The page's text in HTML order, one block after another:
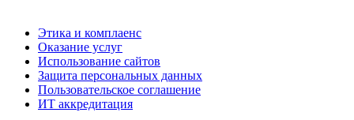
Этика и комплаенс
Оказание услуг
Использование сайтов
Защита персональных данных
Пользовательское соглашение
ИТ аккредитация